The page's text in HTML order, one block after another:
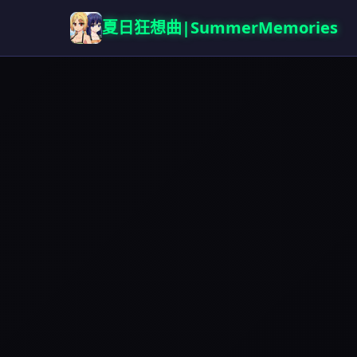
夏日狂想曲|SummerMemories